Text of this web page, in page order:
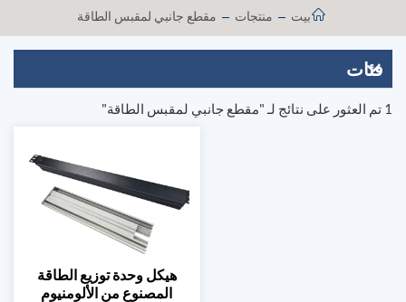
بيت منتجات مقطع جانبي لمقبس الطاقة
فئات
1 تم العثور على نتائج لـ "مقطع جانبي لمقبس الطاقة"
هيكل وحدة توزيع الطاقة
المصنوع من الألومنيوم